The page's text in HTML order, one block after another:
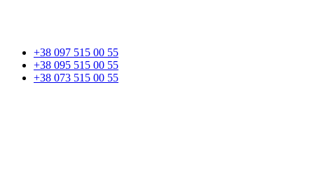
+38 097 515 00 55
+38 095 515 00 55
+38 073 515 00 55